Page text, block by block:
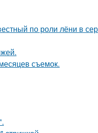
по роли лёни в
съемок.